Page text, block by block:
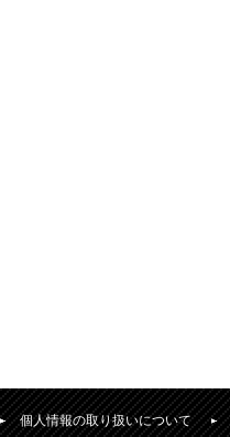
個人情報の取り扱いについて